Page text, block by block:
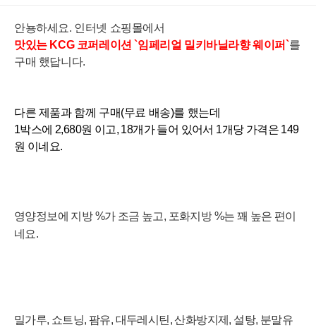
안뇽하세요. 인터넷 쇼핑몰에서
맛있는 KCG 코퍼레이션 `임페리얼 밀키바닐라향 웨이퍼 `를
구매 했답니다.
다른 제품과 함께 구매(무료 배송)를 했는데
1박스에 2,680원 이고, 18개가 들어 있어서 1개당 가격은 149
원 이네요.
영양정보에 지방 %가 조금 높고, 포화지방 %는 꽤 높은 편이
네요.
밀가루, 쇼트닝, 팜유, 대두레시틴, 산화방지제, 설탕, 분말유